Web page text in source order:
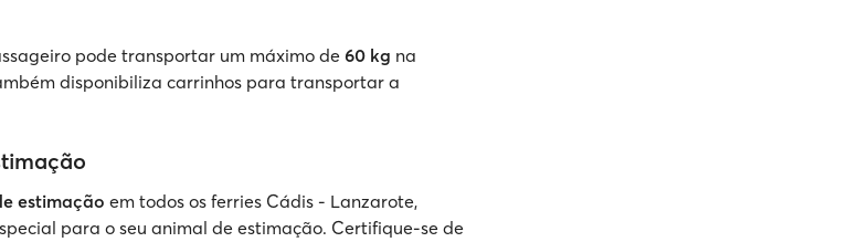
pode transportar um máximo de60 kg na
disponibiliza carrinhos para transportar a
estimação em todos os ferries Cádis - Lanzarote,
para o seu animal de estimação. Certifique-se de